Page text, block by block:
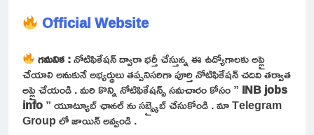
Official Website
గమనిక :నోటిఫికేషన్ ద్వారా భర్తీ చేస్తున్న ఈ ఉద్యోగాలకు అప్లై
చేయాలి అనుకునే అభ్యర్థులు తప్పనిసరిగా పూర్తి నోటిఫికేషన్ చదివి తర్వాత
అప్లై చేయండి . మరి కొన్ని నోటిఫికేషన్స్ సమచారం కోసం ” INB jobs
info” యూట్యూబ్ ఛానల్ ను సబ్స్క్రైబ్ చేసుకోండి . మా Telegram
Group లో జాయిన్ అవ్వండి .